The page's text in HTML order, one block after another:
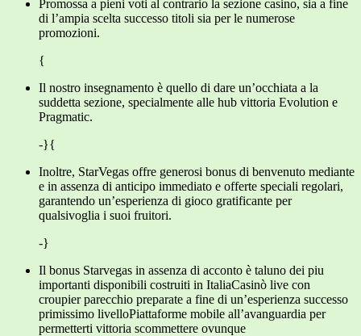
Promossa a pieni voti al contrario la sezione casino, sia a fine
di l’ampia scelta successo titoli sia per le numerose
promozioni.
{
Il nostro insegnamento è quello di dare un’occhiata a la
suddetta sezione, specialmente alle hub vittoria Evolution e
Pragmatic.
-}{
Inoltre, StarVegas offre generosi bonus di benvenuto mediante
e in assenza di anticipo immediato e offerte speciali regolari,
garantendo un’esperienza di gioco gratificante per
qualsivoglia i suoi fruitori.
-}
Il bonus Starvegas in assenza di acconto è taluno dei piu
importanti disponibili costruiti in ItaliaCasinò live con
croupier parecchio preparate a fine di un’esperienza successo
primissimo livelloPiattaforme mobile all’avanguardia per
permetterti vittoria scommettere ovunque